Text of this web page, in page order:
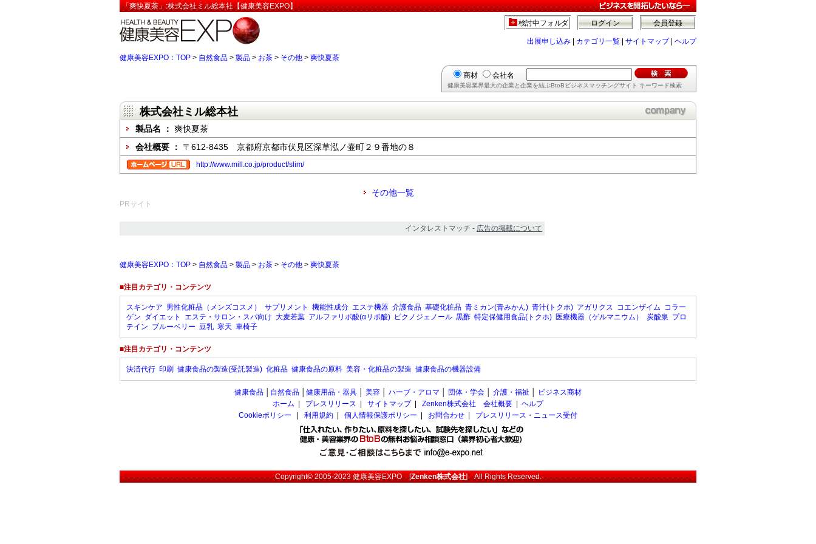
「爽快夏茶」:株式会社ミル総本社【健康美容EXPO】
会員登録
ログイン
検討中フォルダ
出展申し込み カテゴリ一覧 サイトマップ| ヘルプ
健康美容EXPO：TOP > 自然食品 > 製品 > お茶 > その他 > 爽快夏茶
商材 会社名
健康美容業界最大の企業と企業を結ぶBtoBビジネスマッチングサイト キーワード検索
株式会社ミル総本社
製品名 ： 爽快夏茶
会社概要 ： 〒612-8435 京都府京都市伏見区深草泓ノ壷町２９番地の８
http://www.mill.co.jp/product/slim/
その他一覧
PRサイト
インタレストマッチ - 広告の掲載について
健康美容EXPO：TOP > 自然食品 > 製品 > お茶 > その他 > 爽快夏茶
■注目カテゴリ・コンテンツ
スキンケア 男性化粧品（メンズコスメ） サプリメント 機能性成分 エステ機器 介護食品 基礎化粧品 青ミカン(青みかん) 青汁(トクホ) アガリクス コエンザイム コラー
ゲン ダイエット エステ・サロン・スパ向け 大麦若葉 アルファリポ酸(αリポ酸) ピクノジェノール 黒酢 特定保健用食品(トクホ) 医療機器（ゲルマニウム） 炭酸泉 プロ
テイン ブルーベリー 豆乳 寒天 車椅子
■注目カテゴリ・コンテンツ
決済代行 印刷 健康食品の製造(受託製造) 化粧品 健康食品の原料 美容・化粧品の製造 健康食品の機器設備
健康食品 自然食品 健康用品・器具 美容 ハーブ・アロマ 団体・学会 介護・福祉
ビジネス商材
ホーム
プレスリリース サイトマップ| Zenken株式会社 会社概要
ヘルプ
Cookieポリシー
利用規約 個人情報保護ポリシー お問合わせ プレスリリース・ニュース受付
Copyright© 2005-2023健康美容EXPO[Zenken株式会社] All Rights Reserved.